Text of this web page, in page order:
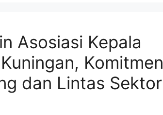
Asosiasi Kepala
Komitmen
dan Lintas Sektor